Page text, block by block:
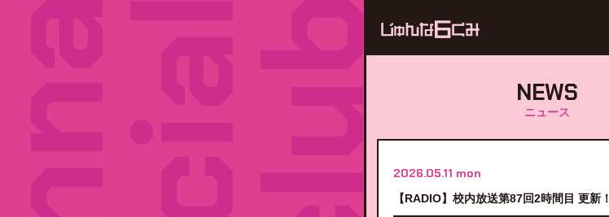
NEWS
ニュース
2026.05.11 mon
【RADIO】校内放送第87回2時間目 更新！